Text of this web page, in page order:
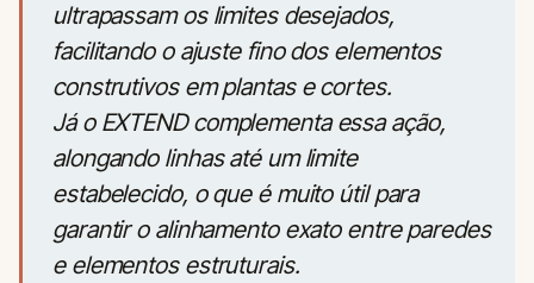
ultrapassam os limites desejados,
facilitando o ajuste fino dos elementos
construtivos em plantas e cortes.
Já o EXTEND complementa essa ação,
alongando linhas até um limite
estabelecido, o que é muito útil para
garantir o alinhamento exato entre paredes
e elementos estruturais.